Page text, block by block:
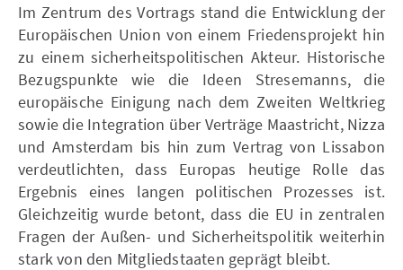
Im Zentrum des Vortrags stand die Entwicklung der
Europäischen Union von einem Friedensprojekt hin
zu einem sicherheitspolitischen Akteur. Historische
Bezugspunkte wie die Ideen Stresemanns, die
europäische Einigung nach dem Zweiten Weltkrieg
sowie die Integration über Verträge Maastricht, Nizza
und Amsterdam bis hin zum Vertrag von Lissabon
verdeutlichten, dass Europas heutige Rolle das
Ergebnis eines langen politischen Prozesses ist.
Gleichzeitig wurde betont, dass die EU in zentralen
Fragen der Außen- und Sicherheitspolitik weiterhin
stark von den Mitgliedstaaten geprägt bleibt.